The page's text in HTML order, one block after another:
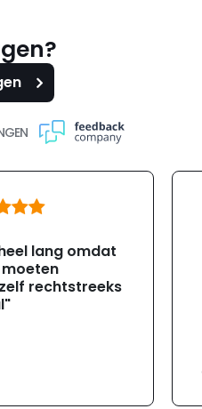
lang omdat
rechtstreeks